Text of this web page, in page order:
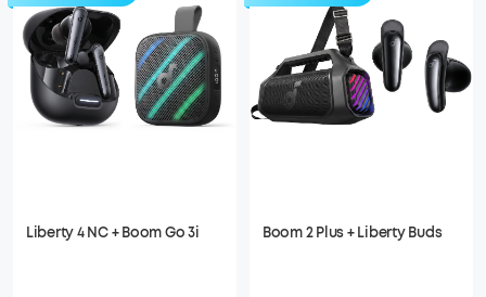
Liberty 4 NC + Boom Go 3i Boom 2 Plus + Liberty Buds